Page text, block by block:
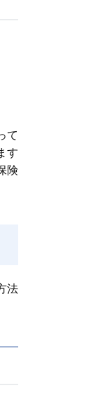
て
す
険
法